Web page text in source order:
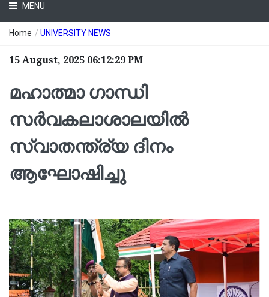
MENU
Home / UNIVERSITY NEWS
15 August, 2025 06:12:29 PM
മഹാത്മാ ഗാന്ധി
സര്‍വകലാശാലയില്‍
സ്വാതന്ത്ര്യ ദിനം
ആഘോഷിച്ചു